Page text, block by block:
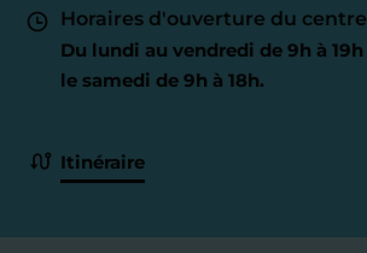
Horaires d'ouverture du centre
Du lundi au vendredi de 9h à 19h
le samedi de 9h à 18h.
Itinéraire